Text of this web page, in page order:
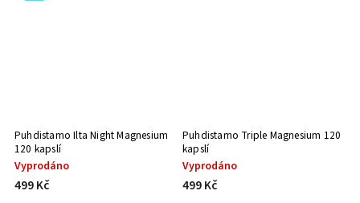
Puhdistamo Ilta Night Magnesium
120 kapslí
Vyprodáno
499 Kč
Puhdistamo Triple Magnesium 120
kapslí
Vyprodáno
499 Kč